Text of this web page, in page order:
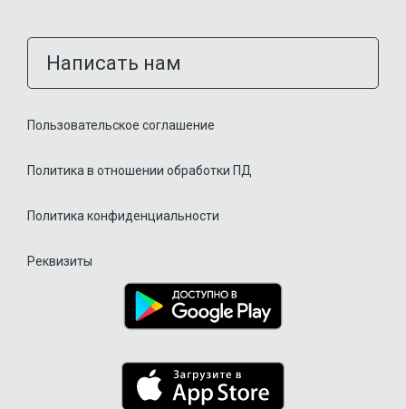
Написать нам
Пользовательское соглашение
Политика в отношении обработки ПД
Политика конфиденциальности
Реквизиты